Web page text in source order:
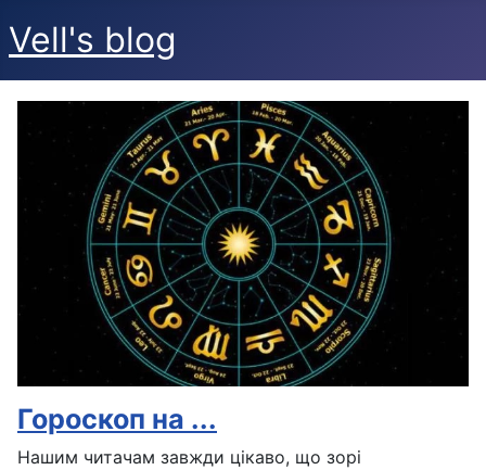
Vell's blog
Гороскоп на ...
Нашим читачам завжди цікаво, що зорі